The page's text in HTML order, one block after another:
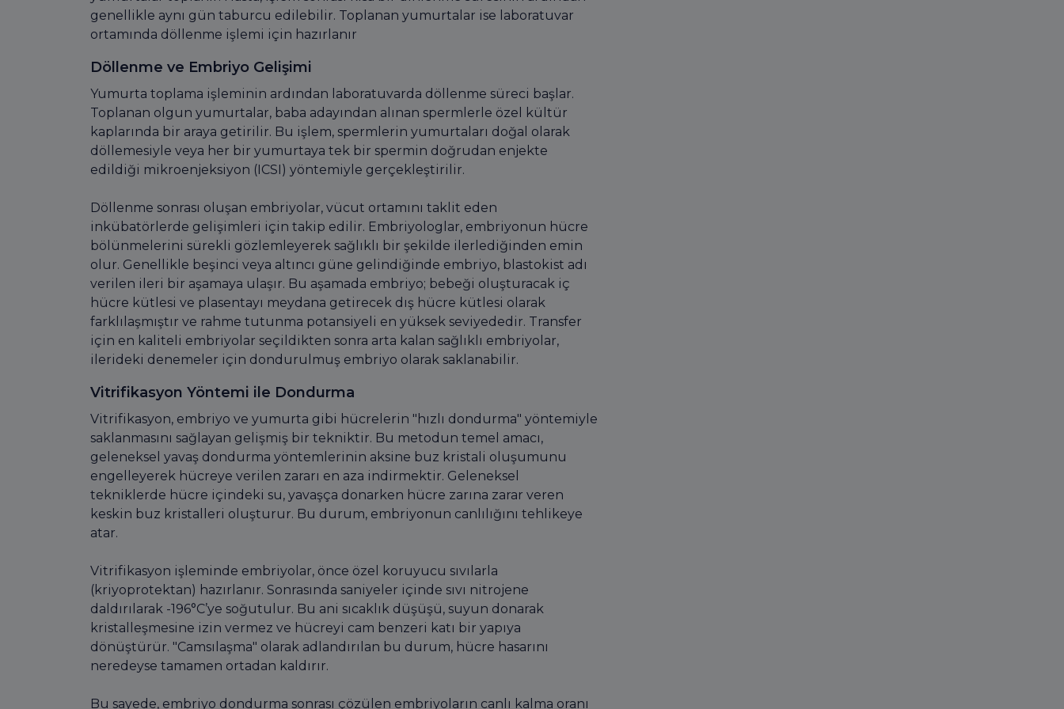
genellikle aynı gün taburcu edilebilir. Toplanan yumurtalar ise laboratuvar
ortamında döllenme işlemi için hazırlanır
Döllenme ve Embriyo Gelişimi
Yumurta toplama işleminin ardından laboratuvarda döllenme süreci başlar.
Toplanan olgun yumurtalar, baba adayından alınan spermlerle özel kültür
kaplarında bir araya getirilir. Bu işlem, spermlerin yumurtaları doğal olarak
döllemesiyle veya her bir yumurtaya tek bir spermin doğrudan enjekte
edildiği mikroenjeksiyon (ICSI) yöntemiyle gerçekleştirilir.
Döllenme sonrası oluşan embriyolar, vücut ortamını taklit eden
inkübatörlerde gelişimleri için takip edilir. Embriyologlar, embriyonun hücre
bölünmelerini sürekli gözlemleyerek sağlıklı bir şekilde ilerlediğinden emin
olur. Genellikle beşinci veya altıncı güne gelindiğinde embriyo, blastokist adı
verilen ileri bir aşamaya ulaşır. Bu aşamada embriyo; bebeği oluşturacak iç
hücre kütlesi ve plasentayı meydana getirecek dış hücre kütlesi olarak
farklılaşmıştır ve rahme tutunma potansiyeli en yüksek seviyededir. Transfer
için en kaliteli embriyolar seçildikten sonra arta kalan sağlıklı embriyolar,
ilerideki denemeler için dondurulmuş embriyo olarak saklanabilir.
Vitrifikasyon Yöntemi ile Dondurma
Vitrifikasyon, embriyo ve yumurta gibi hücrelerin "hızlı dondurma" yöntemiyle
saklanmasını sağlayan gelişmiş bir tekniktir. Bu metodun temel amacı,
geleneksel yavaş dondurma yöntemlerinin aksine buz kristali oluşumunu
engelleyerek hücreye verilen zararı en aza indirmektir. Geleneksel
tekniklerde hücre içindeki su, yavaşça donarken hücre zarına zarar veren
keskin buz kristalleri oluşturur. Bu durum, embriyonun canlılığını tehlikeye
atar.
Vitrifikasyon işleminde embriyolar, önce özel koruyucu sıvılarla
(kriyoprotektan) hazırlanır. Sonrasında saniyeler içinde sıvı nitrojene
daldırılarak -196°C’ye soğutulur. Bu ani sıcaklık düşüşü, suyun donarak
kristalleşmesine izin vermez ve hücreyi cam benzeri katı bir yapıya
dönüştürür. "Camsılaşma" olarak adlandırılan bu durum, hücre hasarını
neredeyse tamamen ortadan kaldırır.
Bu sayede, embriyo dondurma sonrası çözülen embriyoların canlı kalma oranı